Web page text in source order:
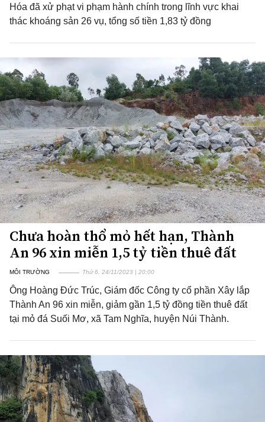
Hóa đã xử phạt vi phạm hành chính trong lĩnh vực khai
thác khoáng sản 26 vụ, tổng số tiền 1,83 tỷ đồng
Chưa hoàn thổ mỏ hết hạn, Thành
An 96 xin miễn 1,5 tỷ tiền thuê đất
MÔI TRƯỜNG Thứ 6, 24/11/2023 | 20:00
Ông Hoàng Đức Trúc, Giám đốc Công ty cổ phần Xây lắp
Thành An 96 xin miễn, giảm gần 1,5 tỷ đồng tiền thuê đất
tại mỏ đá Suối Mơ, xã Tam Nghĩa, huyện Núi Thành.